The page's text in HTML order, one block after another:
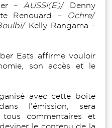
– AUSSI(E)/ Denny
Renouard – Ochre/
/ Kelly Rangama –
Eats affirme vouloir
son accès et le
avec cette boite
l’émission, sera
commentaires et
le contenu de la